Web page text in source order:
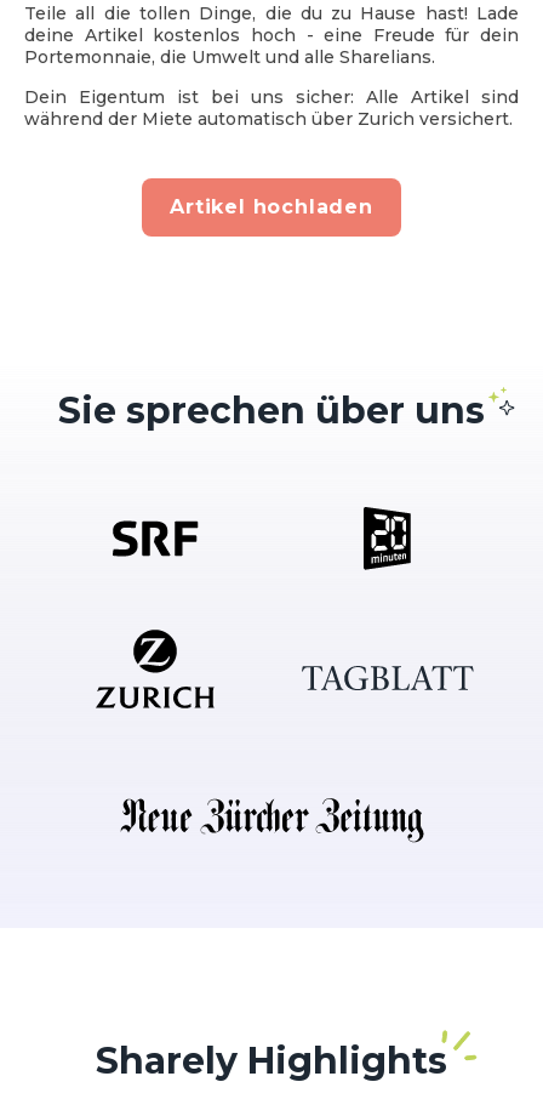
Teile all die tollen Dinge, die du zu Hause hast! Lade
deine Artikel kostenlos hoch - eine Freude für dein
Portemonnaie, die Umwelt und alle Sharelians.
Dein Eigentum ist bei uns sicher: Alle Artikel sind
während der Miete automatisch über Zurich versichert.
Artikel hochladen
Sie sprechen über uns
Sharely Highlights